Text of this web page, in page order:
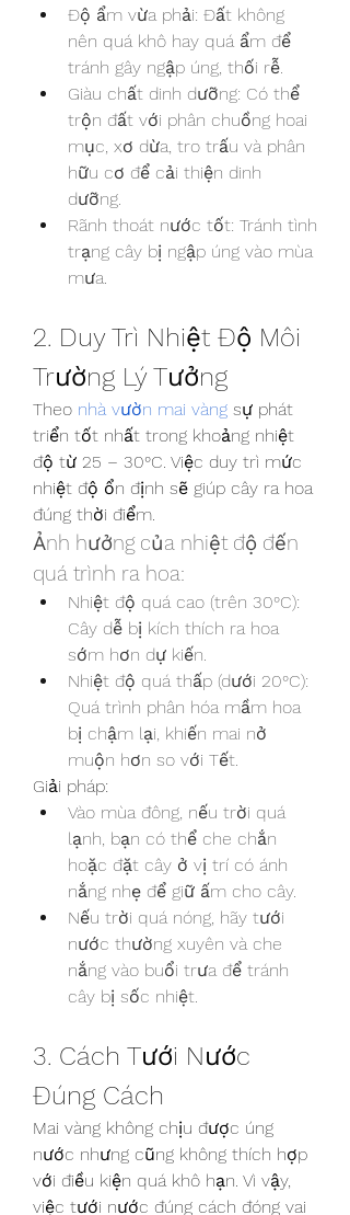
Độ ẩm vừa phải: Đất không
nên quá khô hay quá ẩm để
tránh gây ngập úng, thối rễ.
Giàu chất dinh dưỡng: Có thể
trộn đất với phân chuồng hoai
mục, xơ dừa, tro trấu và phân
hữu cơ để cải thiện dinh
dưỡng.
Rãnh thoát nước tốt: Tránh tình
trạng cây bị ngập úng vào mùa
mưa.
2. Duy Trì Nhiệt Độ Môi
Trường Lý Tưởng
Theo nhà vườn mai vàng sự phát
triển tốt nhất trong khoảng nhiệt
độ từ 25 – 30°C. Việc duy trì mức
nhiệt độ ổn định sẽ giúp cây ra hoa
đúng thời điểm.
Ảnh hưởng của nhiệt độ đến
quá trình ra hoa:
Nhiệt độ quá cao (trên 30°C):
Cây dễ bị kích thích ra hoa
sớm hơn dự kiến.
Nhiệt độ quá thấp (dưới 20°C):
Quá trình phân hóa mầm hoa
bị chậm lại, khiến mai nở
muộn hơn so với Tết.
Giải pháp:
Vào mùa đông, nếu trời quá
lạnh, bạn có thể che chắn
hoặc đặt cây ở vị trí có ánh
nắng nhẹ để giữ ấm cho cây.
Nếu trời quá nóng, hãy tưới
nước thường xuyên và che
nắng vào buổi trưa để tránh
cây bị sốc nhiệt.
3. Cách Tưới Nước
Đúng Cách
Mai vàng không chịu được úng
nước nhưng cũng không thích hợp
với điều kiện quá khô hạn. Vì vậy,
việc tưới nước đúng cách đóng vai